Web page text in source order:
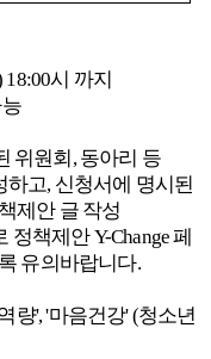
18:00시 까지
원회, 동아리 등
고, 신청서에 명시된
제안 글 작성
책제안 Y-Change 페
유의바랍니다.
량', '마음건강' (청소년